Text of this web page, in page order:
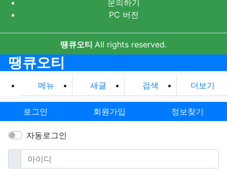
문의하기
PC 버전
땡큐오티 All rights reserved.
땡큐오티
메뉴 새글 검색 더보기
로그인 회원가입 정보찾기
자동로그인
아이디필수